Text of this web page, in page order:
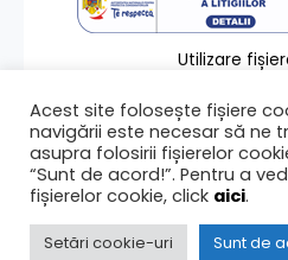
Utilizare
Ultima modificare a
Acest site folosește fișiere
navigării este necesar să ne
asupra folosirii fișierelor
“Sunt de acord!”. Pentru a
fișierelor cookie, click aici.
Setări cookie-uri Sunt de